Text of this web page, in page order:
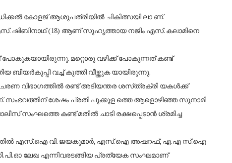
കോളജ് ആശുപത്രിയില് ചികിത്സയി ലാ ണ്.
ഷിബിനാഥ് (18) ആണ് സുഹൃത്തായ നജിം എസ്. കലാമിനെ
മറ്റൊരു വഴിക്ക് പോകുന്നത് കണ്ട്
ബിയര്കുപ്പി വച്ച്‌ കുത്തി വീഴ്ത്തുക യായിരുന്നു.
വിഭാഗത്തില് രണ്ട് അടിയന്തര ശസ്​ത്രക്രി യകള്ക്ക്
സംഭവത്തിന് ശേഷം പ്രതി പുക്കുള ത്തെ ആളൊഴിഞ്ഞ സുനാമി
സംഘത്തെ കണ്ട് മതില് ചാടി രക്ഷപ്പെടാന് ശ്രമിച്ച
എസ്.ഐ വി. ജയകുമാര്, എസ്.ഐ അഷറഫ്, എ.എ സ്.ഐ
ലേഖ എന്നിവരടങ്ങിയ പ്രത്യേക സംഘമാണ്